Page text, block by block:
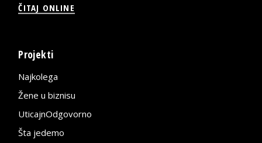
ČITAJ ONLINE
Projekti
Najkolega
Žene u biznisu
UticajnOdgovorno
Šta jedemo